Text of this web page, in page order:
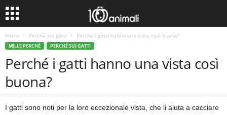
Home Perché sui gatti Perché i gatti hanno una vista così buona?
MILLE PERCHÈ PERCHÉ SUI GATTI
Perché i gatti hanno una vista così
buona?
I gatti sono noti per la loro eccezionale vista, che li aiuta a cacciare